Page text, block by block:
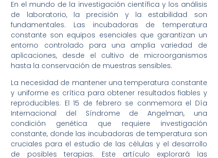
En el mundo de la investigación científica y los análisis
de laboratorio, la precisión y la estabilidad son
fundamentales. Las incubadoras de temperatura
constante son equipos esenciales que garantizan un
entorno controlado para una amplia variedad de
aplicaciones, desde el cultivo de microorganismos
hasta la conservación de muestras sensibles.
La necesidad de mantener una temperatura constante
y uniforme es crítica para obtener resultados fiables y
reproducibles. El 15 de febrero se conmemora el Día
Internacional del Síndrome de Angelman, una
condición genética que requiere investigación
constante, donde las incubadoras de temperatura son
cruciales para el estudio de las células y el desarrollo
de posibles terapias. Este artículo explorará las